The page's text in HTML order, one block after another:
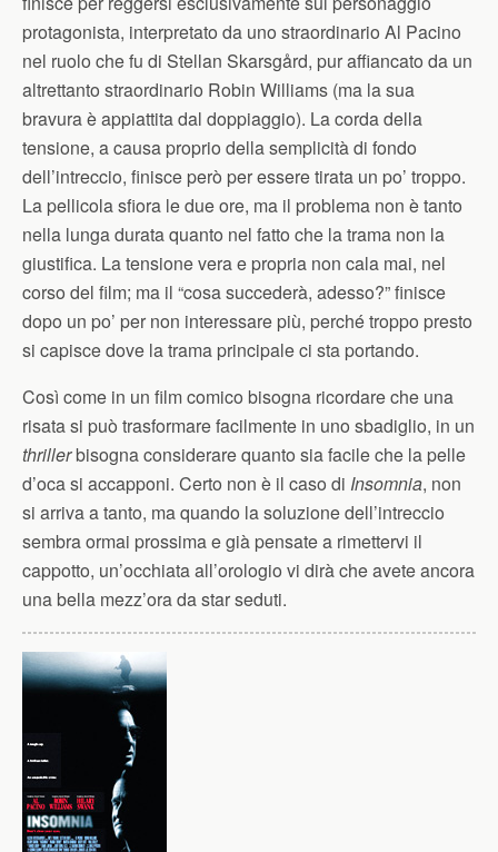
protagonista, interpretato da uno straordinario Al Pacino
nel ruolo che fu di Stellan Skarsgård, pur affiancato da un
altrettanto straordinario Robin Williams (ma la sua
bravura è appiattita dal doppiaggio). La corda della
tensione, a causa proprio della semplicità di fondo
dell’intreccio, finisce però per essere tirata un po’ troppo.
La pellicola sfiora le due ore, ma il problema non è tanto
nella lunga durata quanto nel fatto che la trama non la
giustifica. La tensione vera e propria non cala mai, nel
corso del film; ma il “cosa succederà, adesso?” finisce
dopo un po’ per non interessare più, perché troppo presto
si capisce dove la trama principale ci sta portando.
Così come in un film comico bisogna ricordare che una
risata si può trasformare facilmente in uno sbadiglio, in un
thrillerbisogna considerare quanto sia facile che la pelle
d’oca si accapponi. Certo non è il caso di Insomnia, non
si arriva a tanto, ma quando la soluzione dell’intreccio
sembra ormai prossima e già pensate a rimettervi il
cappotto, un’occhiata all’orologio vi dirà che avete ancora
una bella mezz’ora da star seduti.